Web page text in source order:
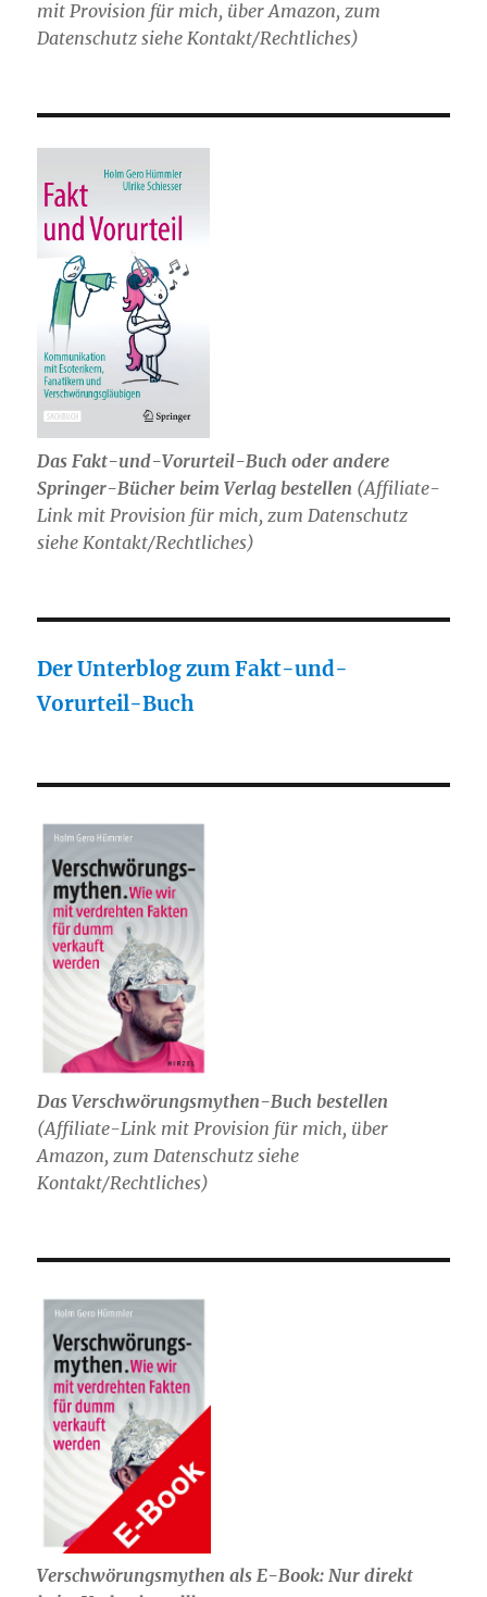
mit Provision für mich, über Amazon, zum
Datenschutz siehe Kontakt/Rechtliches)
Das Fakt-und-Vorurteil-Buch oder andere
Springer-Bücher beim Verlag bestellen (Affiliate-
Link mit Provision für mich, zum Datenschutz
siehe Kontakt/Rechtliches)
Der Unterblog zum Fakt-und-
Vorurteil-Buch
Das Verschwörungsmythen-Buch bestellen
(Affiliate-Link mit Provision für mich, über
Amazon, zum Datenschutz siehe
Kontakt/Rechtliches)
Verschwörungsmythen als E-Book: Nur direkt